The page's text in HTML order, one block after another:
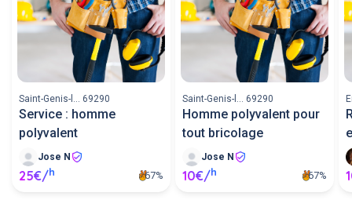
Saint-Genis-l... 69290
Service : homme
polyvalent
Jose N
25€/h 67%
Saint-Genis-l... 69290
Homme polyvalent pour
tout bricolage
Jose N
10€/h 67%